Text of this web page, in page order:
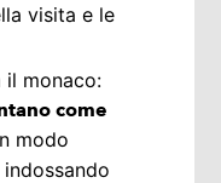
visita e le
il monaco:
come
modo